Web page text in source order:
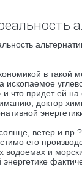
в такой
что придет ей
доктор
ветер и
его
и